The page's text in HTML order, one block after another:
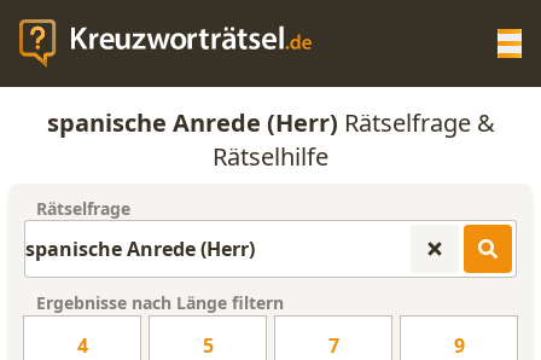
KREUZWORTRÄTSEL-HILFE
ANAGRAMM-GENERATOR
spanische Anrede (Herr) Rätselfrage &
Rätselhilfe
Rätselfrage
Ergebnisse nach Länge filtern
4 5 7 9